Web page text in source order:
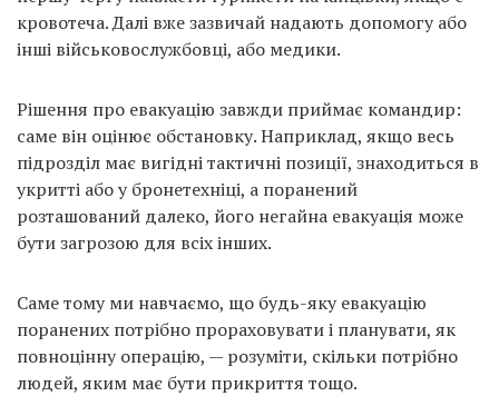
кровотеча. Далі вже зазвичай надають допомогу або
інші військовослужбовці, або медики.
Рішення про евакуацію завжди приймає командир:
саме він оцінює обстановку. Наприклад, якщо весь
підрозділ має вигідні тактичні позиції, знаходиться в
укритті або у бронетехніці, а поранений
розташований далеко, його негайна евакуація може
бути загрозою для всіх інших.
Саме тому ми навчаємо, що будь-яку евакуацію
поранених потрібно прораховувати і планувати, як
повноцінну операцію, — розуміти, скільки потрібно
людей, яким має бути прикриття тощо.